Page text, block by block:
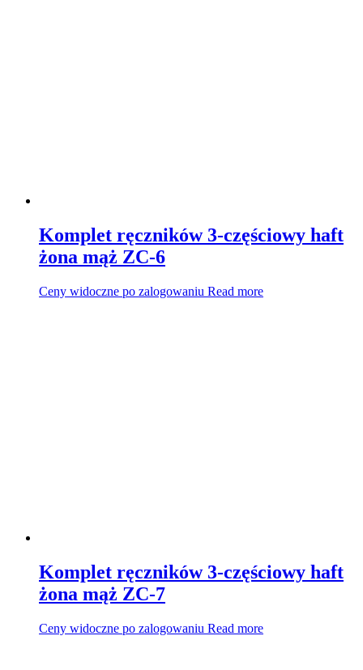
Komplet ręczników 3-częściowy haft
żona mąż ZC-6
Ceny widoczne po zalogowaniu Read more
Komplet ręczników 3-częściowy haft
żona mąż ZC-7
Ceny widoczne po zalogowaniu Read more